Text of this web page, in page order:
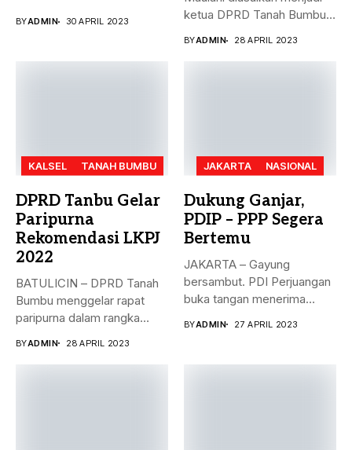
BYADMIN 30 APRIL 2023
ketua DPRD Tanah Bumbu,
BYADMIN 28 APRIL 2023
KALSEL TANAH BUMBU
DPRD Tanbu Gelar
Paripurna
Rekomendasi LKPJ
2022
BATULICIN – DPRD Tanah
Bumbu menggelar rapat
paripurna dalam rangka
BYADMIN 28 APRIL 2023
JAKARTA NASIONAL
Dukung Ganjar,
PDIP – PPP Segera
Bertemu
JAKARTA – Gayung
bersambut. PDI Perjuangan
buka tangan menerima
BYADMIN 27 APRIL 2023